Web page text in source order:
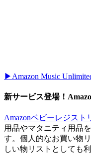
▶︎Amazon Music
新サービス登場！
Amazonベビーレジスト
用品やマタニティ用品
す。個人的なお買い物
しい物リストとしても